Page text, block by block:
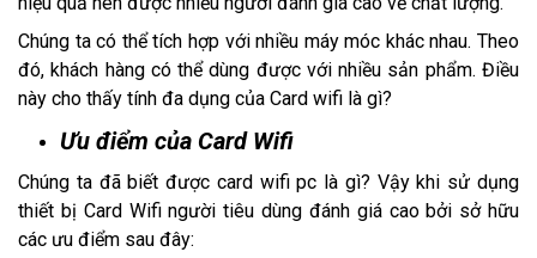
Chúng ta có thể tích hợp với nhiều máy móc khác nhau. Theo
đó, khách hàng có thể dùng được với nhiều sản phẩm. Điều
này cho thấy tính đa dụng của Card wifi là gì?
Ưu điểm của Card Wifi
Chúng ta đã biết được card wifi pc là gì? Vậy khi sử dụng
thiết bị Card Wifi người tiêu dùng đánh giá cao bởi sở hữu
các ưu điểm sau đây: